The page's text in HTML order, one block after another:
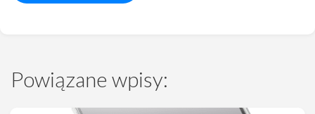
Powiązane wpisy: